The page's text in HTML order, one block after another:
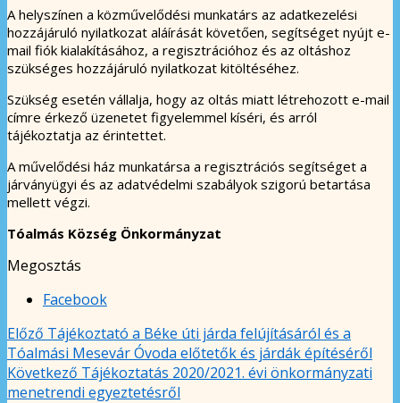
A helyszínen a közművelődési munkatárs az adatkezelési
hozzájáruló nyilatkozat aláírását követően, segítséget nyújt e-
mail fiók kialakításához, a regisztrációhoz és az oltáshoz
szükséges hozzájáruló nyilatkozat kitöltéséhez.
Szükség esetén vállalja, hogy az oltás miatt létrehozott e-mail
címre érkező üzenetet figyelemmel kíséri, és arról
tájékoztatja az érintettet.
A művelődési ház munkatársa a regisztrációs segítséget a
járványügyi és az adatvédelmi szabályok szigorú betartása
mellett végzi.
Tóalmás Község Önkormányzat
Megosztás
Facebook
Előző Tájékoztató a Béke úti járda felújításáról és a
Tóalmási Mesevár Óvoda előtetők és járdák építéséről
Következő Tájékoztatás 2020/2021. évi önkormányzati
menetrendi egyeztetésről